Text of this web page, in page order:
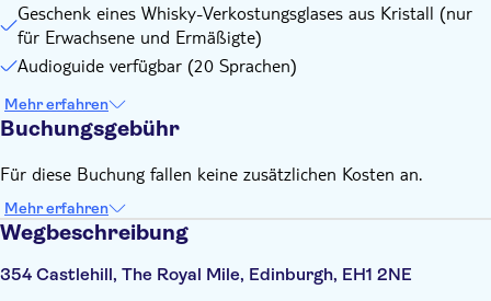
Geschenk eines Whisky-Verkostungsglases aus Kristall (nur
für Erwachsene und Ermäßigte)
Audioguide verfügbar (20 Sprachen)
Mehr erfahren
Buchungsgebühr
Für diese Buchung fallen keine zusätzlichen Kosten an.
Mehr erfahren
Wegbeschreibung
354 Castlehill, The Royal Mile, Edinburgh, EH1 2NE